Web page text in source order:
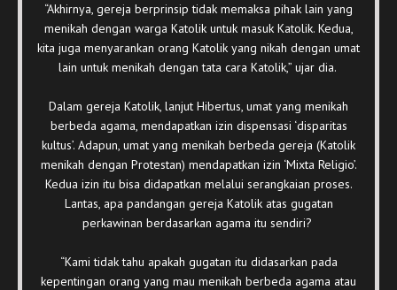
“Akhirnya, gereja berprinsip tidak memaksa pihak lain yang
menikah dengan warga Katolik untuk masuk Katolik. Kedua,
kita juga menyarankan orang Katolik yang nikah dengan umat
lain untuk menikah dengan tata cara Katolik,” ujar dia.
Dalam gereja Katolik, lanjut Hibertus, umat yang menikah
berbeda agama, mendapatkan izin dispensasi ‘disparitas
kultus’. Adapun, umat yang menikah berbeda gereja (Katolik
menikah dengan Protestan) mendapatkan izin ‘Mixta Religio’.
Kedua izin itu bisa didapatkan melalui serangkaian proses.
Lantas, apa pandangan gereja Katolik atas gugatan
perkawinan berdasarkan agama itu sendiri?
“Kami tidak tahu apakah gugatan itu didasarkan pada
kepentingan orang yang mau menikah berbeda agama atau